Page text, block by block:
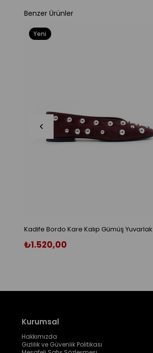
Benzer Ürünler
Kadife Bordo Kare Kalıp Gümüş Yuvarlak
Toka Aksesuarlı Babet
₺1.520,00
Yeni
Kurumsal
Hakkımızda
Gizlilik ve Güvenlik Politikası